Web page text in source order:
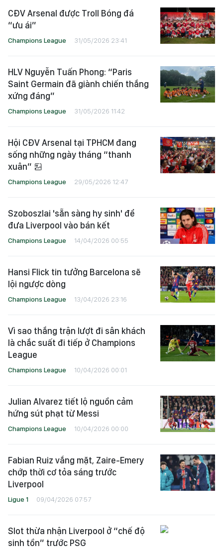
CĐV Arsenal được Troll Bóng đá
“ưu ái”
Champions League 31/05/2026 23:41
HLV Nguyễn Tuấn Phong: “Paris
Saint Germain đã giành chiến thắng
xứng đáng”
Champions League 31/05/2026 11:42
Hội CĐV Arsenal tại TPHCM đang
sống những ngày tháng “thanh
xuân”
Champions League 29/05/2026 12:47
Szoboszlai 'sẵn sàng hy sinh' để
đưa Liverpool vào bán kết
Champions League 14/04/2026 00:55
Hansi Flick tin tưởng Barcelona sẽ
lội ngược dòng
Champions League 13/04/2026 23:16
Vì sao thắng trận lượt đi sân khách
là chắc suất đi tiếp ở Champions
League
Champions League 10/04/2026 00:01
Julian Alvarez tiết lộ nguồn cảm
hứng sút phạt từ Messi
Champions League 10/04/2026 00:00
Fabian Ruiz vắng mặt, Zaire-Emery
chớp thời cơ tỏa sáng trước
Liverpool
Ligue 1 09/04/2026 07:57
Slot thừa nhận Liverpool ở “chế độ
sinh tồn” trước PSG